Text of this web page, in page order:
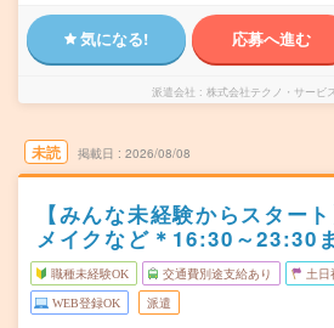
気になる! 応募へ進む
派遣会社 株式会社テクノ・サー
未読 掲載日 2026/08/08
【みんな未経験からスター
メイクなど＊16:30～23:30
職種未経験OK 交通費別途支給あり 土日
WEB登録OK 派遣